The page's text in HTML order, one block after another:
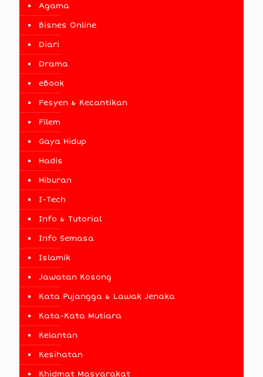
Agama
Bisnes Online
Diari
Drama
eBook
Fesyen & Kecantikan
Filem
Gaya Hidup
Hadis
Hiburan
I-Tech
Info & Tutorial
Info Semasa
Islamik
Jawatan Kosong
Kata Pujangga & Lawak Jenaka
Kata-Kata Mutiara
Kelantan
Kesihatan
Khidmat Masyarakat